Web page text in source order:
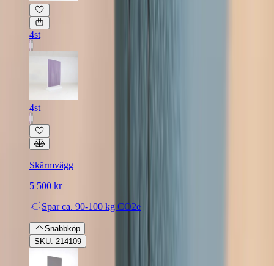
4st
4st
Skärmvägg
5 500 kr
Spar ca. 90-100 kg CO2e
Snabbköp
SKU: 214109